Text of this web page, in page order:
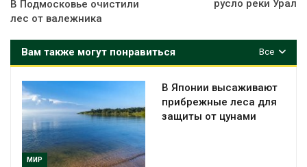
В Подмосковье очистили
лес от валежника
русло реки Урал
Все
Вам также могут понравиться
МИР
В Японии высаживают
прибрежные леса для
защиты от цунами